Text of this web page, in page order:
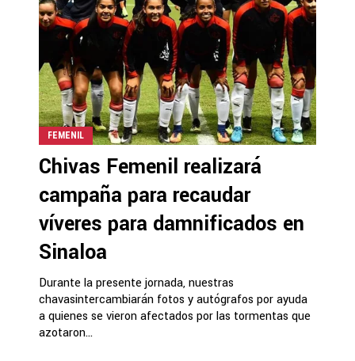
FEMENIL
Chivas Femenil realizará
campaña para recaudar
víveres para damnificados en
Sinaloa
Durante la presente jornada, nuestras
chavasintercambiarán fotos y autógrafos por ayuda
a quienes se vieron afectados por las tormentas que
azotaron...